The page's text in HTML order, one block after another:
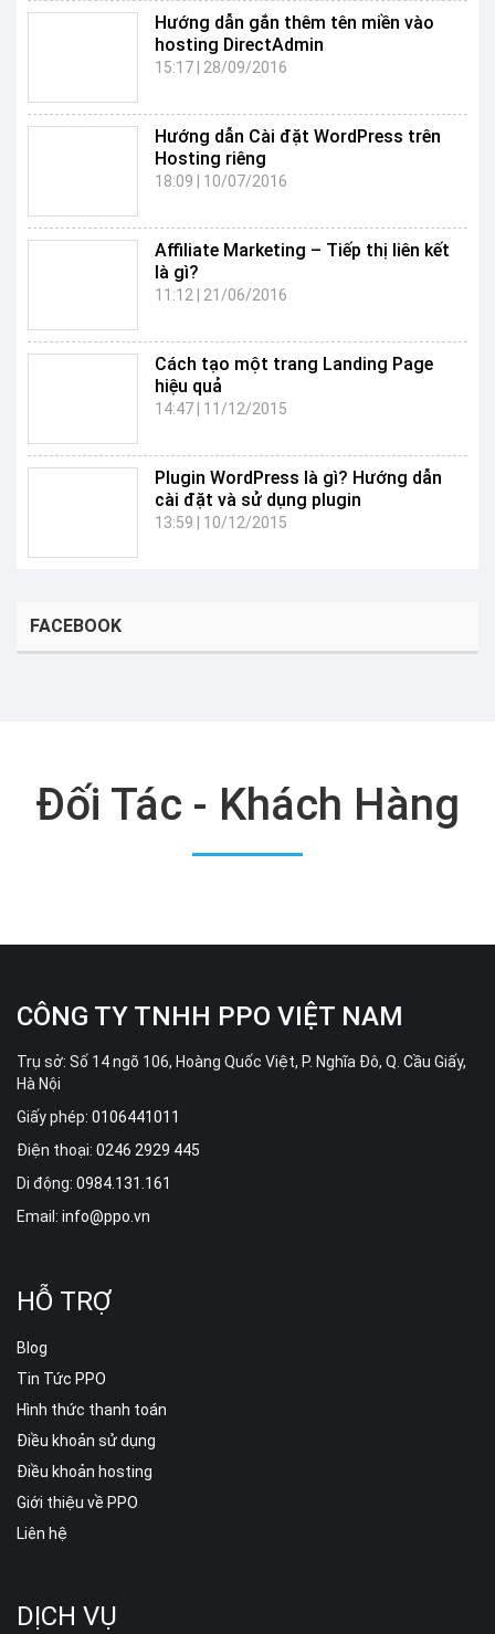
Hướng dẫn gắn thêm tên miền vào
hosting DirectAdmin
15:17| 28/09/2016
Hướng dẫn Cài đặt WordPress trên
Hosting riêng
18:09 | 10/07/2016
Affiliate Marketing – Tiếp thị liên kết
là gì?
11:12 | 21/06/2016
Cách tạo một trang Landing Page
hiệu quả
14:47| 11/12/2015
Plugin WordPress là gì? Hướng dẫn
cài đặt và sử dụng plugin
13:59 | 10/12/2015
FACEBOOK
Đối Tác - Khách Hàng
CÔNG TY TNHH PPO VIỆT NAM
Trụ sở: Số 14 ngõ 106, Hoàng Quốc Việt, P. Nghĩa Đô, Q. Cầu Giấy,
Hà Nội
Giấy phép: 0106441011
Điện thoại: 0246 2929 445
Di động: 0984.131.161
Email: info@ppo.vn
HỖ TRỢ
Blog
Tin Tức PPO
Hình thức thanh toán
Điều khoản sử dụng
Điều khoản hosting
Giới thiệu về PPO
Liên hệ
DỊCH VỤ